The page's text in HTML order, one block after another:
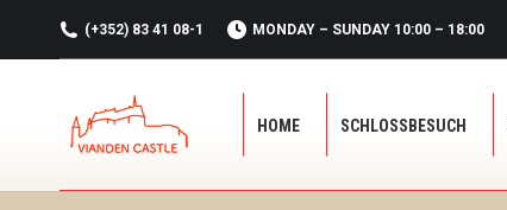
(+352) 83 41 08-1 MONDAY – SUNDAY 10:00 – 18:00
HOME SCHLOSSBESUCH